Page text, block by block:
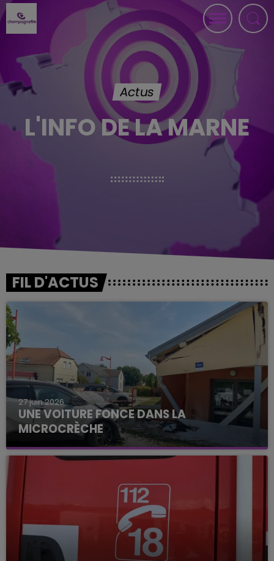
Actus
L'INFO DE LA MARNE
FIL D'ACTUS
27 juin 2026
UNE VOITURE FONCE DANS LA
MICROCRÈCHE